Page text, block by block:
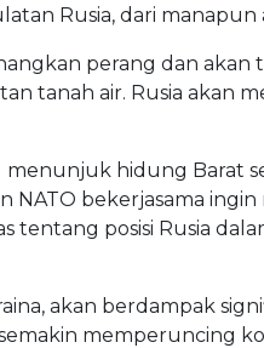
Rusia, dari
perang dan
tanah air. Rusia akan
hidung Barat
NATO bekerjasama
tentang posisi Rusia
akan berdampak
memperuncing